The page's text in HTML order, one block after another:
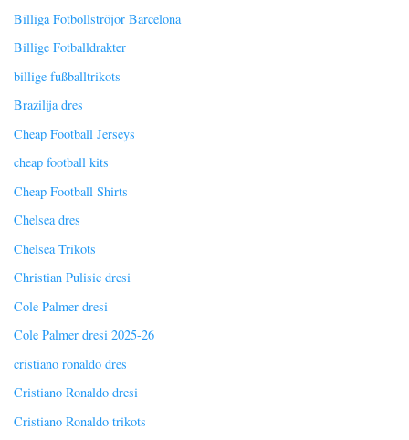
Billiga Fotbollströjor Barcelona
Billige Fotballdrakter
billige fußballtrikots
Brazilija dres
Cheap Football Jerseys
cheap football kits
Cheap Football Shirts
Chelsea dres
Chelsea Trikots
Christian Pulisic dresi
Cole Palmer dresi
Cole Palmer dresi 2025-26
cristiano ronaldo dres
Cristiano Ronaldo dresi
Cristiano Ronaldo trikots